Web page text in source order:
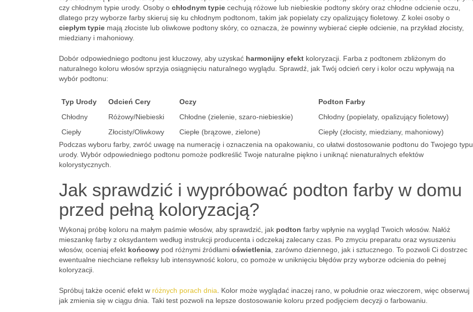
czy chłodnym typie urody. Osoby o chłodnym typie cechują różowe lub niebieskie podtony skóry oraz chłodne odcienie oczu,
dlatego przy wyborze farby skieruj się ku chłodnym podtonom, takim jak popielaty czy opalizujący fioletowy. Z kolei osoby o
ciepłym typie mają złociste lub oliwkowe podtony skóry, co oznacza, że powinny wybierać ciepłe odcienie, na przykład złocisty,
miedziany i mahoniowy.
Dobór odpowiedniego podtonu jest kluczowy, aby uzyskać harmonijny efekt koloryzacji. Farba z podtonem zbliżonym do
naturalnego koloru włosów sprzyja osiągnięciu naturalnego wyglądu. Sprawdź, jak Twój odcień cery i kolor oczu wpływają na
wybór podtonu:
Typ Urody Odcień Cery Oczy
Podton Farby
Chłodny
Różowy/Niebieski Chłodne (zielenie, szaro-niebieskie)
Chłodny (popielaty, opalizujący fioletowy)
Ciepły
Złocisty/Oliwkowy Ciepłe (brązowe, zielone)
Ciepły (złocisty, miedziany, mahoniowy)
Podczas wyboru farby, zwróć uwagę na numerację i oznaczenia na opakowaniu, co ułatwi dostosowanie podtonu do Twojego typu
urody. Wybór odpowiedniego podtonu pomoże podkreślić Twoje naturalne piękno i uniknąć nienaturalnych efektów
kolorystycznych.
Jak sprawdzić i wypróbować podton farby w domu
przed pełną koloryzacją?
Wykonaj próbę koloru na małym paśmie włosów, aby sprawdzić, jak podton farby wpłynie na wygląd Twoich włosów. Nałóż
mieszankę farby z oksydantem według instrukcji producenta i odczekaj zalecany czas. Po zmyciu preparatu oraz wysuszeniu
włosów, oceniaj efekt końcowy pod różnymi źródłami oświetlenia , zarówno dziennego, jak i sztucznego. To pozwoli Ci dostrzec
ewentualne niechciane refleksy lub intensywność koloru, co pomoże w uniknięciu błędów przy wyborze odcienia do pełnej
koloryzacji.
Spróbuj także ocenić efekt w różnych porach dnia . Kolor może wyglądać inaczej rano, w południe oraz wieczorem, więc obserwuj
jak zmienia się w ciągu dnia. Taki test pozwoli na lepsze dostosowanie koloru przed podjęciem decyzji o farbowaniu.